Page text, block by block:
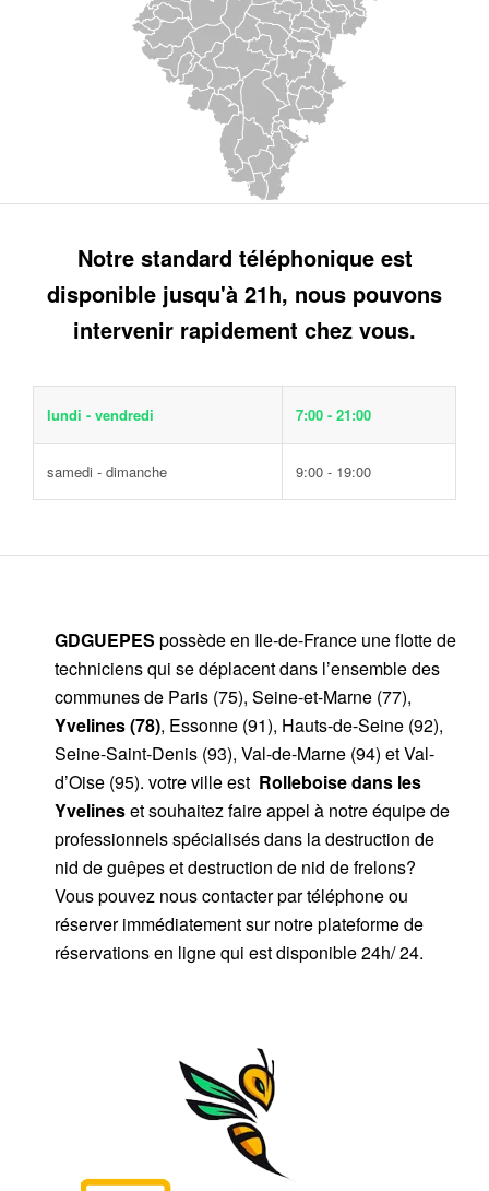
Notre standard téléphonique est
disponible jusqu'à 21h, nous pouvons
intervenir rapidement chez vous.
lundi - vendredi 7:00 - 21:00
samedi - dimanche 9:00 - 19:00
GDGUEPES possède en Ile-de-France une flotte de
techniciens qui se déplacent dans l’ensemble des
communes de Paris (75), Seine-et-Marne (77),
Yvelines (78), Essonne (91), Hauts-de-Seine (92),
Seine-Saint-Denis (93), Val-de-Marne (94) et Val-
d’Oise (95). votre ville est Rolleboise dans les
Yvelineset souhaitez faire appel à notre équipe de
professionnels spécialisés dans la destruction de
nid de guêpes et destruction de nid de frelons?
Vous pouvez nous contacter par téléphone ou
réserver immédiatement sur notre plateforme de
réservations en ligne qui est disponible 24h/ 24.